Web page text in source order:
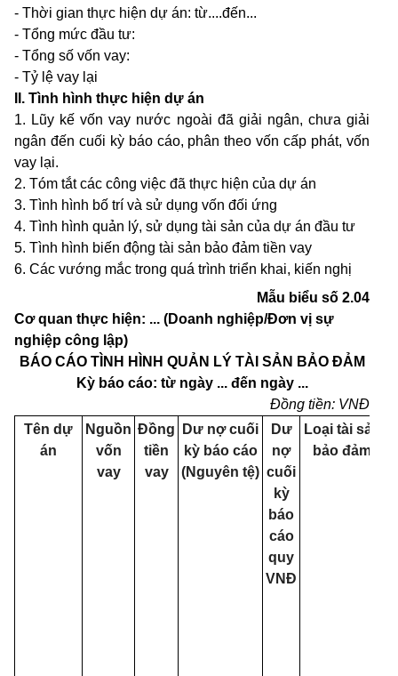
- Thời gian thực hiện dự án: từ....đến...
- Tổng mức đầu tư:
- Tổng số vốn vay:
- Tỷ lệ vay lại
II. Tình hình thực hiện dự án
1. Lũy kế vốn vay nước ngoài đã giải ngân, chưa giải
ngân đến cuối kỳ báo cáo, phân theo vốn cấp phát, vốn
vay lại.
2. Tóm tắt các công việc đã thực hiện của dự án
3. Tình hình bố trí và sử dụng vốn đối ứng
4. Tình hình quản lý, sử dụng tài sản của dự án đầu tư
5. Tình hình biến động tài sản bảo đảm tiền vay
6. Các vướng mắc trong quá trình triển khai, kiến nghị
Mẫu biểu số 2.04
Cơ quan thực hiện: ... (Doanh nghiệp/Đơn vị sự
nghiệp công lập)
BÁO CÁO TÌNH HÌNH QUẢN LÝ TÀI SẢN BẢO ĐẢM
Kỳ báo cáo: từ ngày ... đến ngày ...
Đồng tiền: VNĐ
Tên dự
án
Nguồn
vốn
vay
Đồng
tiền
vay
Dư nợcuối
kỳ báo cáo
(Nguyên tệ)
Dư
nợ
cuối
kỳ
báo
cáo
quy
VNĐ
Loại tài sả
bảo đảm